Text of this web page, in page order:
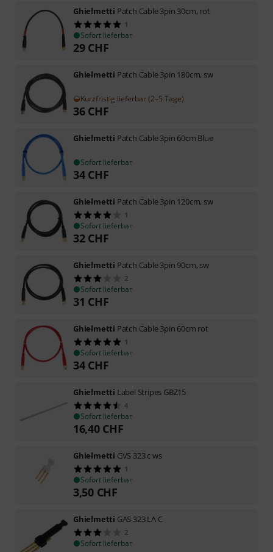
Ghielmetti Patch Cable 3pin 30cm, rot
1
Sofort lieferbar
29 CHF
Ghielmetti Patch Cable 3pin 180cm, sw
Kurzfristig lieferbar (2–5 Tage)
36 CHF
Ghielmetti Patch Cable 3pin 60cm Blue
Sofort lieferbar
34 CHF
Ghielmetti Patch Cable 3pin 120cm, sw
1
Sofort lieferbar
32 CHF
Ghielmetti Patch Cable 3pin 90cm, sw
2
Sofort lieferbar
31 CHF
Ghielmetti Patch Cable 3pin 60cm rot
1
Sofort lieferbar
34 CHF
Ghielmetti Label Stripes GBZ15
4
Sofort lieferbar
16,40 CHF
Ghielmetti GVS 323 c ws
1
Sofort lieferbar
3,50 CHF
Ghielmetti GAS 323 LA C
2
Sofort lieferbar